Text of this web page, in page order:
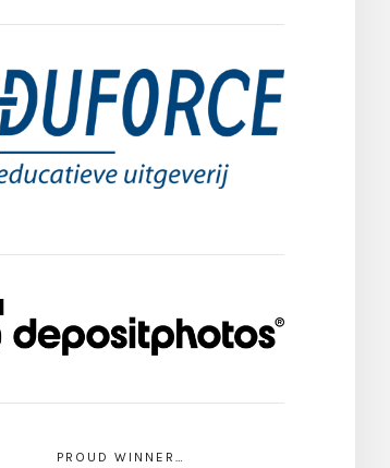
PROUD WINNER…